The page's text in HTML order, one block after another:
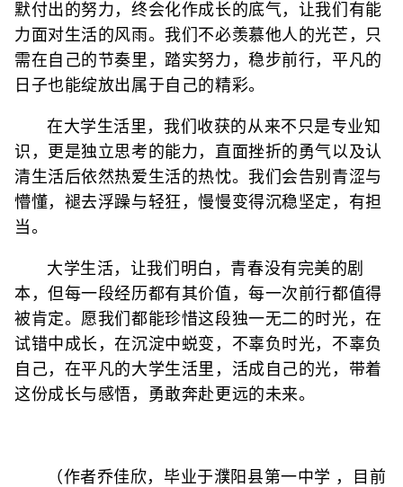
默付出的努力，终会化作成长的底气，让我们有能
力面对生活的风雨。我们不必羡慕他人的光芒，只
需在自己的节奏里，踏实努力，稳步前行，平凡的
日子也能绽放出属于自己的精彩。
在大学生活里，我们收获的从来不只是专业知
识，更是独立思考的能力，直面挫折的勇气以及认
清生活后依然热爱生活的热忱。我们会告别青涩与
懵懂，褪去浮躁与轻狂，慢慢变得沉稳坚定，有担
当。
大学生活，让我们明白，青春没有完美的剧
本，但每一段经历都有其价值，每一次前行都值得
被肯定。愿我们都能珍惜这段独一无二的时光，在
试错中成长，在沉淀中蜕变，不辜负时光，不辜负
自己，在平凡的大学生活里，活成自己的光，带着
这份成长与感悟，勇敢奔赴更远的未来。
（作者乔佳欣，毕业于濮阳县第一中学 ，目前